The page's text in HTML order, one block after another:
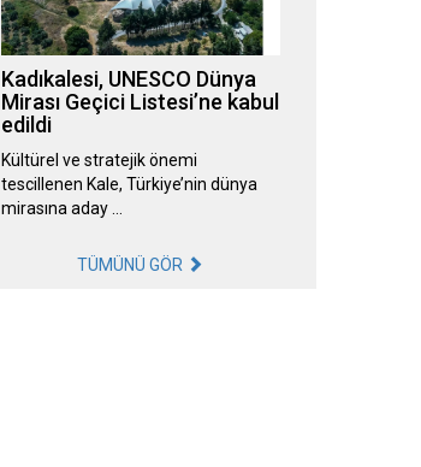
Kadıkalesi, UNESCO Dünya
Mirası Geçici Listesi’ne kabul
edildi
Kültürel ve stratejik önemi
tescillenen Kale, Türkiye’nin dünya
mirasına aday …
TÜMÜNÜ GÖR